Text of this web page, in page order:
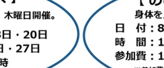
わず、60歳以下の方でもご参加いただける
講座です。 【一般利用】はさざんかねっと
による予約が必要です。 ※一般利用をご希
望の方はさざんかねっと登録が必要となり
す。 🌷協働事業 8月の予定📢 ・お申込
み、見学についてはお電話または窓口まで